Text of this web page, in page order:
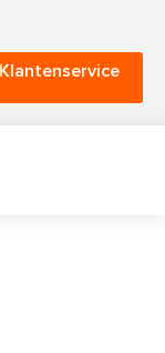
Klantenservice